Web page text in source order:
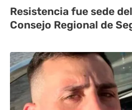
Resistencia fue sede
Consejo Regional de